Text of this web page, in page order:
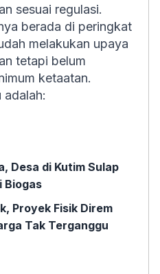
sesuai regulasi.
berada di peringkat
melakukan upaya
tetapi belum
ketaatan.
adalah:
Desa di Kutim Sulap
Biogas
Proyek Fisik Direm
Tak Terganggu